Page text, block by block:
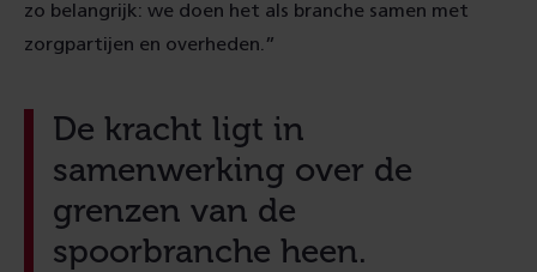
zo belangrijk: we doen het als branche samen met
zorgpartijen en overheden.”
De kracht ligt in
samenwerking over de
grenzen van de
spoorbranche heen.